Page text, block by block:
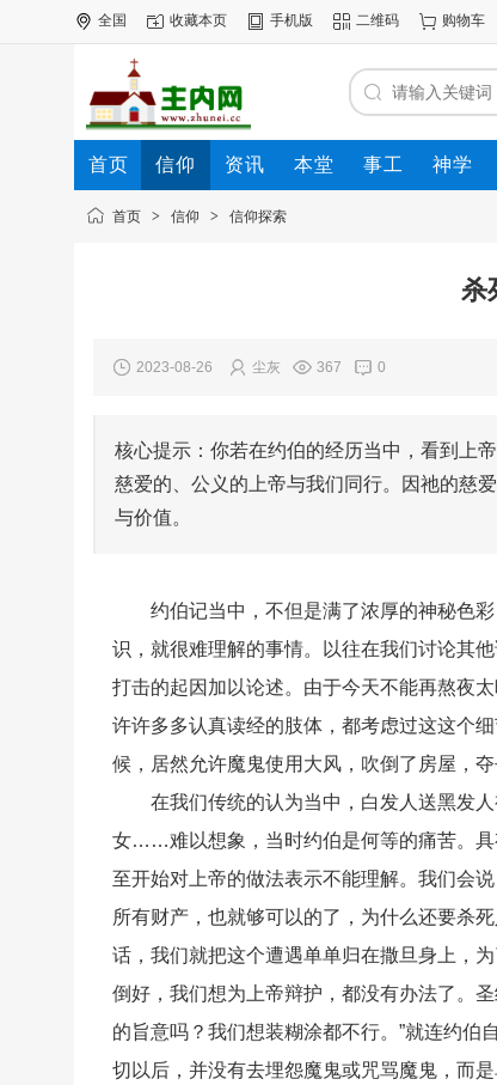
全国 收藏本页 手机版 二维码 购物车
首页 信仰 资讯 本堂 事工 神学
公司 动态 人才
首页 > 信仰 > 信仰探索
杀
2023-08-26 尘灰 367 0
核心提示：你若在约伯的经历当中，看到上
慈爱的、公义的上帝与我们同行。因祂的慈
与价值。
约伯记当中，不但是满了浓厚的神秘色
识，就很难理解的事情。以往在我们讨论其
打击的起因加以论述。由于今天不能再熬夜
许许多多认真读经的肢体，都考虑过这这个
候，居然允许魔鬼使用大风，吹倒了房屋，
在我们传统的认为当中，白发人送黑发
女……难以想象，当时约伯是何等的痛苦。具
至开始对上帝的做法表示不能理解。我们会
所有财产，也就够可以的了，为什么还要杀
话，我们就把这个遭遇单单归在撒旦身上，
倒好，我们想为上帝辩护，都没有办法了。
的旨意吗？我们想装糊涂都不行。”就连约伯
切以后，并没有去埋怨魔鬼或咒骂魔鬼，而